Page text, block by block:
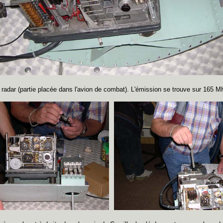
radar (partie placée dans l'avion de combat). L'émission se trouve sur 165